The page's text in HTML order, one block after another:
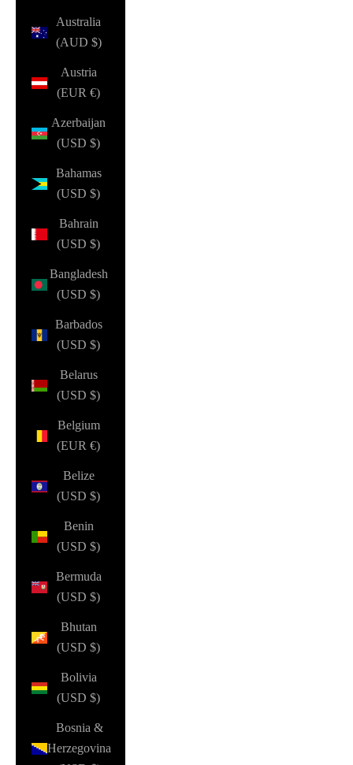
Australia
(AUD $)
Austria
(EUR €)
Azerbaijan
(USD $)
Bahamas
(USD $)
Bahrain
(USD $)
Bangladesh
(USD $)
Barbados
(USD $)
Belarus
(USD $)
Belgium
(EUR €)
Belize
(USD $)
Benin
(USD $)
Bermuda
(USD $)
Bhutan
(USD $)
Bolivia
(USD $)
Bosnia &
Herzegovina